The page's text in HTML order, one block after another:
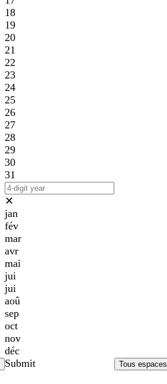
18
19
20
21
22
23
24
25
26
27
28
29
30
31
✕
jan
fév
mar
avr
mai
jui
jui
aoû
sep
oct
nov
déc
Submit
Tous espaces